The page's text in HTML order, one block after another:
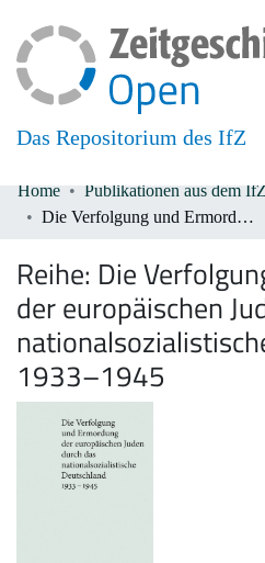
Das Repositorium des IfZ
Communities & Collections
Home Publikationen aus dem IfZ
Die Verfolgung und Ermordung der europäischen Juden durch das nationalsozialistische Deutschland 1933–1945
Reihe: Die
der europäischen
1933–1945